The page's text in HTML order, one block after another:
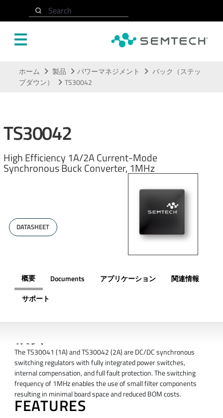
Search
ホーム 製品 パワーマネジメント
バック（ステッ
プダウン）
TS30042
TS30042
High Efficiency 1A/2A Current-Mode
Synchronous Buck Converter, 1MHz
DATASHEET
概要 Documents アプリケーション
関連情報
サポート
The TS30041 (1A) and TS30042 (2A) are DC/DC synchronous
switching regulators with fully integrated power switches,
internal compensation, and full fault protection. The switching
frequency of 1MHz enables the use of small filter components
resulting in minimal board space and reduced BOM costs.
FEATURES